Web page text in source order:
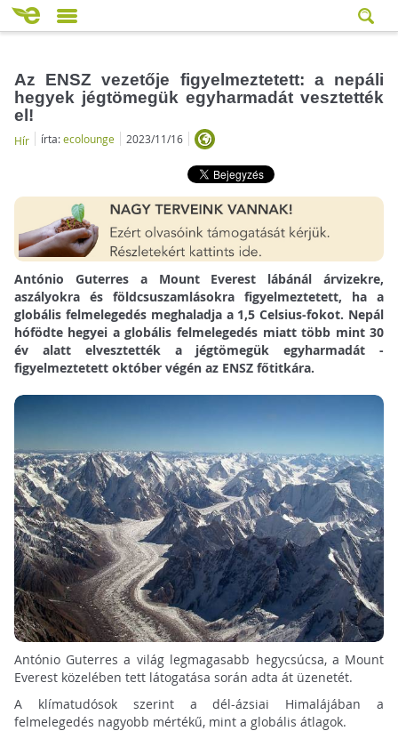
Az ENSZ vezetője figyelmeztetett: a nepáli
hegyek jégtömegük egyharmadát vesztették
el!
Hír írta:ecolounge 2023/11/16
António Guterres a Mount Everest lábánál árvizekre,
aszályokra és földcsuszamlásokra figyelmeztetett, ha a
globális felmelegedés meghaladja a 1,5 Celsius-fokot. Nepál
hófödte hegyei a globális felmelegedés miatt több mint 30
év alatt elvesztették a jégtömegük egyharmadát -
figyelmeztetett október végén az ENSZ főtitkára.
António Guterres a világ legmagasabb hegycsúcsa, a Mount
Everest közelében tett látogatása során adta át üzenetét.
A klímatudósok szerint a dél-ázsiai Himalájában a
felmelegedés nagyobb mértékű, mint a globális átlagok.